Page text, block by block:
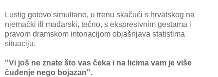
Lustig gotovo simultano, u trenu skačući s hrvatskog na
njemački ili mađarski, tečno, s ekspresivnim gestama i
pravom dramskom intonacijom objašnjava statistima
situaciju.
"Vi još ne znate što vas čeka i na licima vam je više
čuđenje nego bojazan".